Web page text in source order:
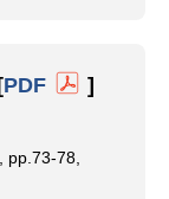
[PDF ]
pp.73-78,